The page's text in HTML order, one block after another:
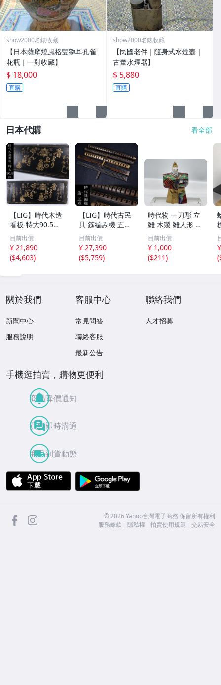
show2000名錶收藏
【日本薩摩燒風格雙獅耳孔雀
花瓶｜一對收藏】
$ 18,000
直購
show2000名錶收藏
【民國老件｜隨身式水煙壺｜
古董水煙器】
$ 5,880
直購
日本代購 看全部
【LIG】時代木造
看板 特大90.5㎝
金彩 本舗 高田徳
左衛門 古美術品
2606.676
目前出價
¥ 21,890
($4,603)
【LIG】時代古民
具 筵編み機 五点
むしろ編み 筬 お
さ 農具 古道具 26
04.458
目前出價
¥ 27,390
($5,759)
時代物 一刀彫 立
雛 木製 雛人形 木
彫彩色 小型 2.2×
3.5×H5.7cm ひな
祭り 郷土玩具 木
工芸 置物 木彫人
目前出價
¥ 1,000
($211)
(
關於我們
新聞中心
服務說明
客服中心
常見問答
聯絡客服
最新公告
聯絡我們
人才招募
手機逛拍賣，購物更便利
商品降價通知
買賣即時溝通
商品到貨動態
APP Store
facebook ©2026 Yahoo台灣電子商務 保留所有權利
服務條款
隱私權 拍賣使用規範 交易安全